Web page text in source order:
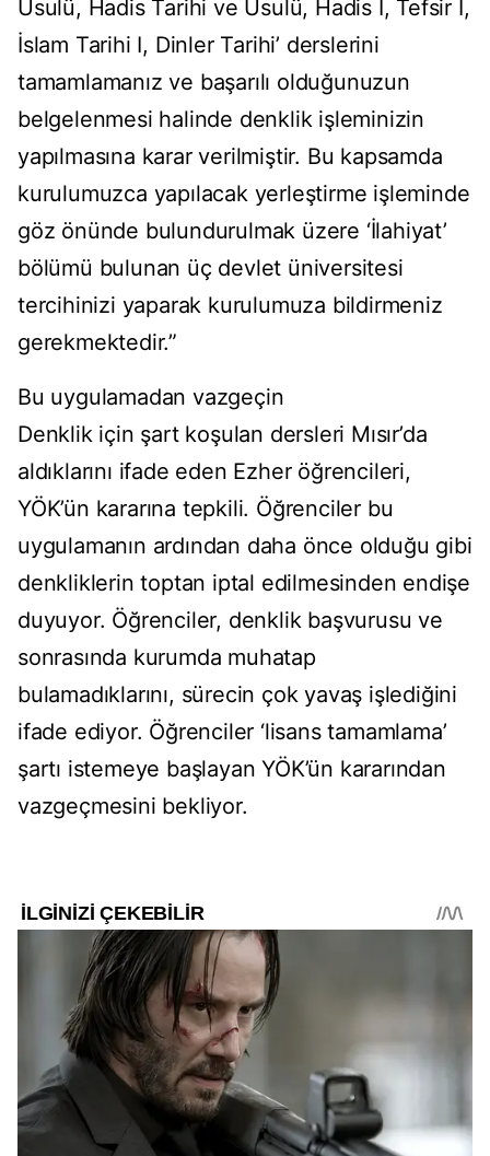
Usulü, Hadis Tarihi ve Usulü, Hadis I, Tefsir I,
İslam Tarihi I, Dinler Tarihi’ derslerini
tamamlamanız ve başarılı olduğunuzun
belgelenmesi halinde denklik işleminizin
yapılmasına karar verilmiştir. Bu kapsamda
kurulumuzca yapılacak yerleştirme işleminde
göz önünde bulundurulmak üzere ‘İlahiyat’
bölümü bulunan üç devlet üniversitesi
tercihinizi yaparak kurulumuza bildirmeniz
gerekmektedir.”
Bu uygulamadan vazgeçin
Denklik için şart koşulan dersleri Mısır’da
aldıklarını ifade eden Ezher öğrencileri,
YÖK’ün kararına tepkili. Öğrenciler bu
uygulamanın ardından daha önce olduğu gibi
denkliklerin toptan iptal edilmesinden endişe
duyuyor. Öğrenciler, denklik başvurusu ve
sonrasında kurumda muhatap
bulamadıklarını, sürecin çok yavaş işlediğini
ifade ediyor. Öğrenciler ‘lisans tamamlama’
şartı istemeye başlayan YÖK’ün kararından
vazgeçmesini bekliyor.